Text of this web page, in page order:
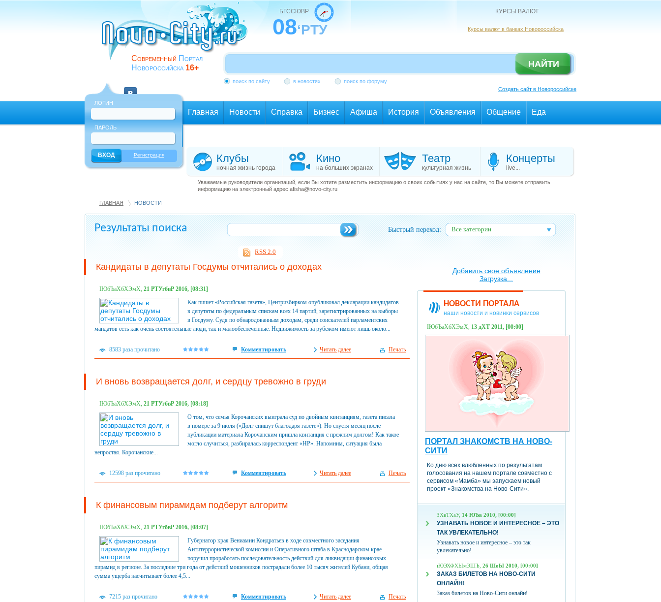
Современный Портал
Новороссийска 16+
БГССЮВР
08‘РТУ
КУРСЫ ВАЛЮТ
Курсы валют в банках Новороссийска
поиск по сайту в новостях
поиск по форуму
Создать сайт в Новороссийске
ЛОГИН
ПАРОЛЬ
Регистрация
Главная Новости Справка Бизнес Афиша История Объявления Общение Еда
Клубы
ночная жизнь города
Кино
на больших экранах
Театр
культурная жизнь
Концерты
live...
Уважаемые руководители организаций, если Вы хотите разместить информацию о своих событиях у нас на сайте, то Вы можете отправить
информацию на электронный адрес afisha@novo-city.ru
ГЛАВНАЯ НОВОСТИ
Результаты поиска Быстрый переход: Все категории
RSS 2.0
Кандидаты в депутаты Госдумы отчитались о доходах
ІЮбЪаХбХЭмХ, 21 РТУгбвР 2016, [08:31]
Как пишет «Российская газета», Центризбирком опубликовал декларации кандидатов
в депутаты по федеральным спискам всех 14 партий, зарегистрированных на выборы
в Госдуму. Судя по обнародованным доходам, среди соискателей парламентских
мандатов есть как очень состоятельные люди, так и малообеспеченные. Недвижимость за рубежом имеют лишь около...
8583 раза прочитано Комментировать Читать далее Печать
И вновь возвращается долг, и сердцу тревожно в груди
ІЮбЪаХбХЭмХ, 21 РТУгбвР 2016, [08:18]
О том, что семья Корочанских выиграла суд по двойным квитанциям, газета писала
в номере за 9 июля («Долг спишут благодаря газете»). Но спустя месяц после
публикации материала Корочанским пришла квитанция с прежним долгом! Как такое
могло случиться, разбиралась корреспондент «НР». Напомним, ситуация была
непростая. Корочанские...
12598 раз прочитано Комментировать Читать далее Печать
К финансовым пирамидам подберут алгоритм
ІЮбЪаХбХЭмХ, 21 РТУгбвР 2016, [08:07]
Губернатор края Вениамин Кондратьев в ходе совместного заседания
Антитеррористической комиссии и Оперативного штаба в Краснодарском крае
поручил проработать последовательность действий для ликвидации финансовых
пирамид в регионе. За последние три года от действий мошенников пострадали более 10 тысяч жителей Кубани, общая
сумма ущерба насчитывает более 4,5...
7215 раз прочитано Комментировать Читать далее Печать
Добавить свое объявление
Загрузка...
НОВОСТИ ПОРТАЛА
наши новости и новинки сервисов
ІЮбЪаХбХЭмХ, 13 дХТ 2011, [00:00]
ПОРТАЛ ЗНАКОМСТВ НА НОВО-
СИТИ
Ко дню всех влюбленных по результатам
голосования на нашем портале совместно с
сервисом «Мамба» мы запускаем новый
проект «Знакомства на Ново-Сити».
ЗХвТХаУ, 14 ЮЪв 2010, [00:00]
УЗНАВАТЬ НОВОЕ И ИНТЕРЕСНОЕ – ЭТО
ТАК УВЛЕКАТЕЛЬНО!
Узнавать новое и интересное – это так
увлекательно!
їЮЭХФХЫмЭШЪ, 26 ШоЫ 2010, [00:00]
ЗАКАЗ БИЛЕТОВ НА НОВО-СИТИ
ОНЛАЙН!
Заказ билетов на Ново-Сити онлайн!